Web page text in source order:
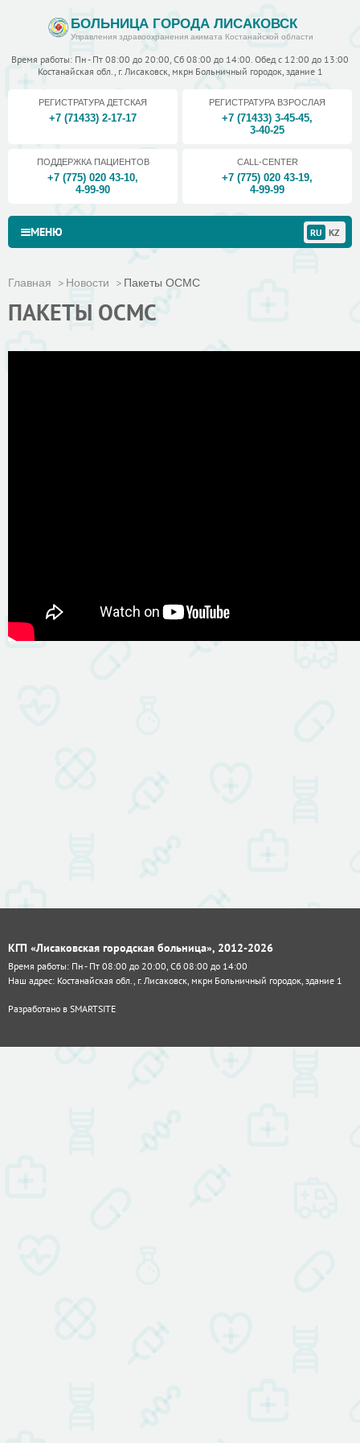
БОЛЬНИЦА ГОРОДА ЛИСАКОВСК
Управления здравоохранения акимата Костанайской области
Время работы: Пн - Пт 08:00 до 20:00, Сб 08:00 до 14:00. Обед с 12:00 до 13:00
Костанайская обл., г. Лисаковск, мкрн Больничный городок, здание 1
РЕГИСТРАТУРА ДЕТСКАЯ
+7 (71433) 2-17-17
РЕГИСТРАТУРА ВЗРОСЛАЯ
+7 (71433) 3-45-45,
3-40-25
ПОДДЕРЖКА ПАЦИЕНТОВ
+7 (775) 020 43-10,
4-99-90
CALL-CENTER
+7 (775) 020 43-19,
4-99-99
МЕНЮ RU KZ
Главная Новости Пакеты ОСМС
ПАКЕТЫ ОСМС
КГП «Лисаковская городская больница», 2012-2026
Время работы: Пн - Пт 08:00 до 20:00, Сб 08:00 до 14:00
Наш адрес: Костанайская обл., г. Лисаковск, мкрн Больничный городок, здание 1
Разработано в SMARTSITE